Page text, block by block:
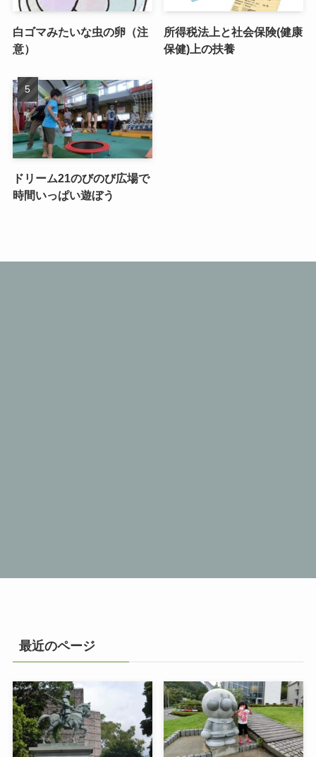
白ゴマみたいな虫の卵（注
意）
所得税法上と社会保険(健康
保健)上の扶養
ドリーム21のびのび広場で
時間いっぱい遊ぼう
最近のページ